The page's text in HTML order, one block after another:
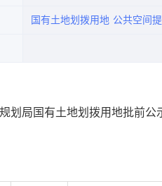
国有土地划拨用地 公共空间
划局国有土地划拨用地批前公